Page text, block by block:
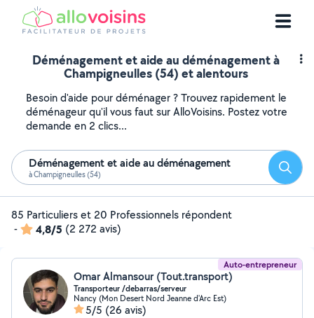
Déménagement et aide au déménagement à
Champigneulles (54) et alentours
Besoin d'aide pour déménager ? Trouvez rapidement le
déménageur qu'il vous faut sur AlloVoisins. Postez votre
demande en 2 clics...
Déménagement et aide au déménagement
à Champigneulles (54)
85 Particuliers et 20 Professionnels répondent
-
4,8/5 (2 272 avis)
Auto-entrepreneur
Omar Almansour (Tout.transport)
Transporteur /debarras/serveur
Nancy (Mon Desert Nord Jeanne d'Arc Est)
5/5 (26 avis)